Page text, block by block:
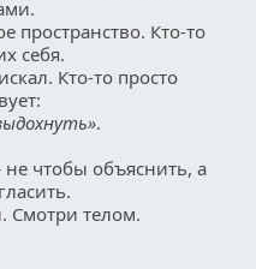
пространство. Кто-то
себя.
Кто-то просто
.
чтобы объяснить, а
Смотри телом.